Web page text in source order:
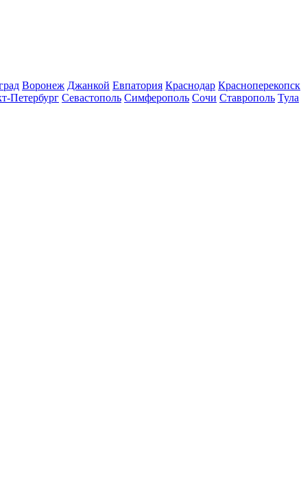
Воронеж Джанкой Евпатория Краснодар Красноперекопск
Петербург Севастополь Симферополь Сочи Ставрополь Тула